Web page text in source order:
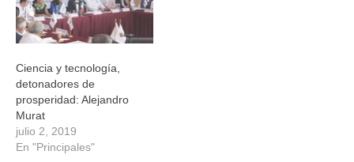
Ciencia y tecnología,
detonadores de
prosperidad: Alejandro
Murat
julio 2, 2019
En "Principales"